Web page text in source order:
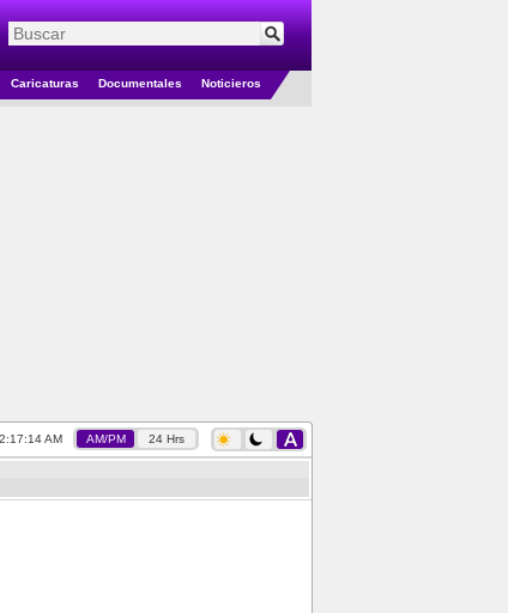
Caricaturas Documentales Noticieros
2:17:15 AM AM/PM 24 Hrs